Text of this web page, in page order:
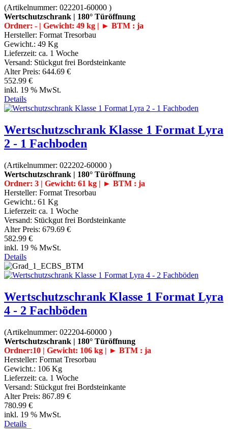
(Artikelnummer: 022201-60000 )
Wertschutzschrank | 180° Türöffnung
Ordner: - | Gewicht: 49 kg | ► BTM : ja
Hersteller: Format Tresorbau
Gewicht.: 49 Kg
Lieferzeit: ca. 1 Woche
Versand: Stückgut frei Bordsteinkante
Alter Preis: 644.69 €
552.99 €
inkl. 19 % MwSt.
Details
Wertschutzschrank Klasse 1 Format Lyra
2 - 1 Fachboden
(Artikelnummer: 022202-60000 )
Wertschutzschrank | 180° Türöffnung
Ordner: 3 | Gewicht: 61 kg | ► BTM : ja
Hersteller: Format Tresorbau
Gewicht.: 61 Kg
Lieferzeit: ca. 1 Woche
Versand: Stückgut frei Bordsteinkante
Alter Preis: 679.69 €
582.99 €
inkl. 19 % MwSt.
Details
Wertschutzschrank Klasse 1 Format Lyra
4 - 2 Fachböden
(Artikelnummer: 022204-60000 )
Wertschutzschrank | 180° Türöffnung
Ordner:10 | Gewicht: 106 kg | ► BTM : ja
Hersteller: Format Tresorbau
Gewicht.: 106 Kg
Lieferzeit: ca. 1 Woche
Versand: Stückgut frei Bordsteinkante
Alter Preis: 867.89 €
780.99 €
inkl. 19 % MwSt.
Details